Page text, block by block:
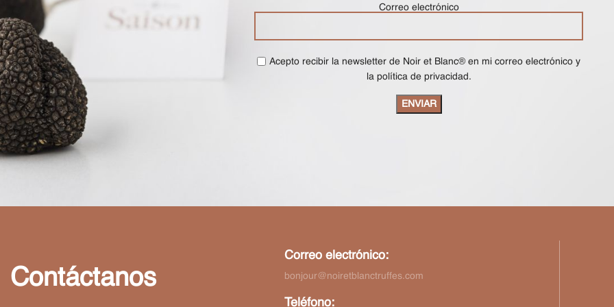
Correo electrónico
Acepto recibir la newsletter de Noir et Blanc® en mi correo electrónico y
la política de privacidad.
Contáctanos
Correo electrónico:
bonjour@noiretblanctruffes.com
Teléfono: